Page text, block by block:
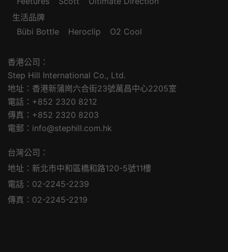
生活品牌
Bübi Bottle
Heroclip O2 Cool
香港公司：
Step Hill International Co., Ltd.
地址：香港新蒲崗六合街23號萬昌中心2205室
電話：+852 2320 8212
傳真：+852 2320 8203
電郵：info@stephill.com.hk
台灣公司：
地址：新北市中和區橋和路120-5號11樓
電話：02-2245-2239
傳真：02-2245-2219